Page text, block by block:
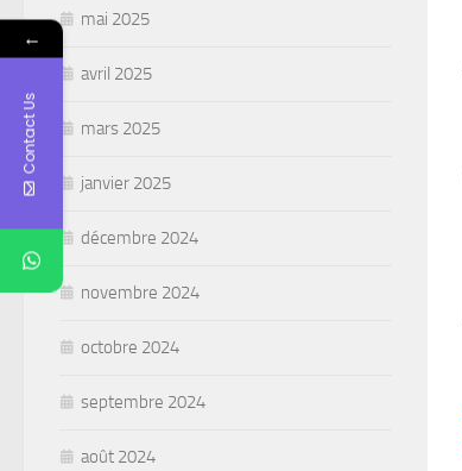
mai 2025
avril 2025
mars 2025
janvier 2025
décembre 2024
novembre 2024
octobre 2024
septembre 2024
août 2024
←
Contact Us